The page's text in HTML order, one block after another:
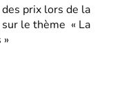
prix lors de la
sur le thème « La